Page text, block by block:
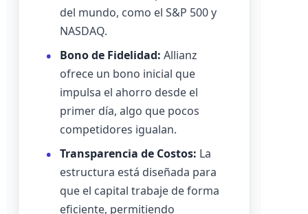
del mundo, como el S&P 500 y
NASDAQ.
Bono de Fidelidad: Allianz
ofrece un bono inicial que
impulsa el ahorro desde el
primer día, algo que pocos
competidores igualan.
Transparencia de Costos: La
estructura está diseñada para
que el capital trabaje de forma
eficiente, permitiendo